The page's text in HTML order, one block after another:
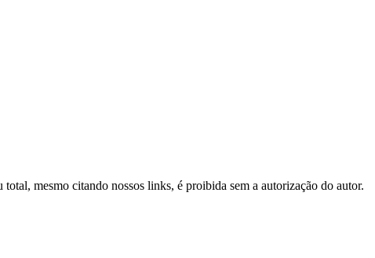
mesmo citando nossos links, é proibida sem a autorização do autor.